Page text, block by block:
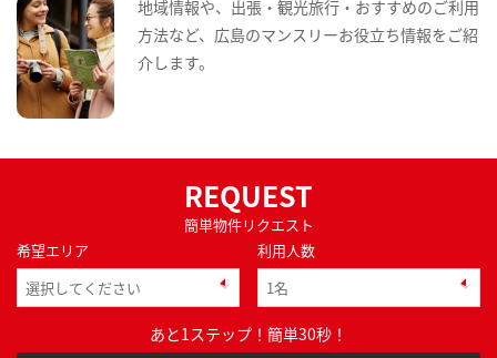
地域情報や、出張・観光旅行・おすすめのご利用
方法など、広島のマンスリーお役立ち情報をご紹
介します。
REQUEST
簡単物件リクエスト
希望エリア
利用人数
あと1ステップ！簡単30秒！